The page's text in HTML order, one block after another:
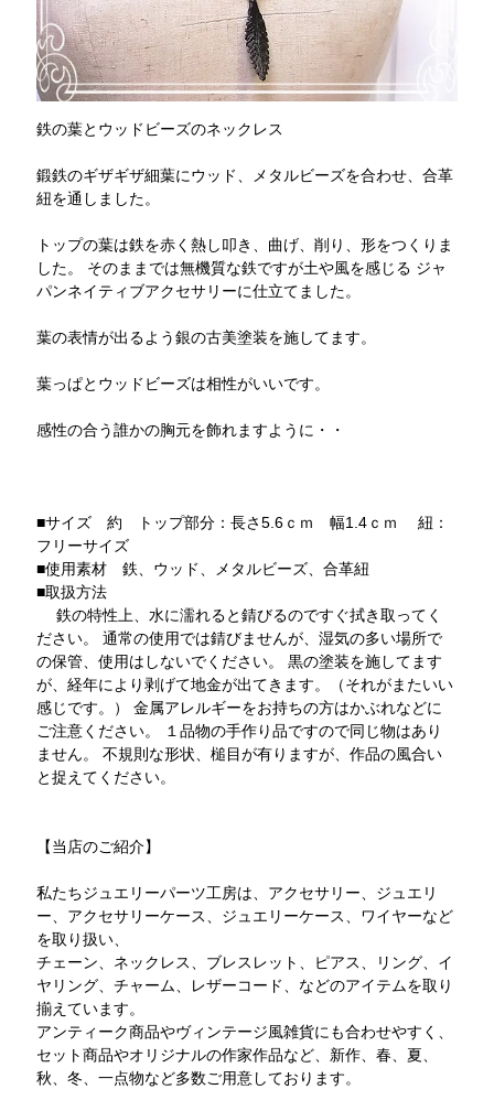
鉄の葉とウッドビーズのネックレス
鍛鉄のギザギザ細葉にウッド、メタルビーズを合わせ、合革
紐を通しました。
トップの葉は鉄を赤く熱し叩き、曲げ、削り、形をつくりま
した。 そのままでは無機質な鉄ですが土や風を感じる ジャ
パンネイティブアクセサリーに仕立てました。
葉の表情が出るよう銀の古美塗装を施してます。
葉っぱとウッドビーズは相性がいいです。
感性の合う誰かの胸元を飾れますように・・
■サイズ 約 トップ部分：長さ5.6ｃｍ 幅1.4ｃｍ 紐：
フリーサイズ
■使用素材 鉄、ウッド、メタルビーズ、合革紐
■取扱方法
鉄の特性上、水に濡れると錆びるのですぐ拭き取ってく
ださい。 通常の使用では錆びませんが、湿気の多い場所で
の保管、使用はしないでください。 黒の塗装を施してます
が、経年により剥げて地金が出てきます。（それがまたいい
感じです。） 金属アレルギーをお持ちの方はかぶれなどに
ご注意ください。 １品物の手作り品ですので同じ物はあり
ません。 不規則な形状、槌目が有りますが、作品の風合い
と捉えてください。
【当店のご紹介】
私たちジュエリーパーツ工房は、アクセサリー、ジュエリ
ー、アクセサリーケース、ジュエリーケース、ワイヤーなど
を取り扱い、
チェーン、ネックレス、ブレスレット、ピアス、リング、イ
ヤリング、チャーム、レザーコード、などのアイテムを取り
揃えています。
アンティーク商品やヴィンテージ風雑貨にも合わせやすく、
セット商品やオリジナルの作家作品など、新作、春、夏、
秋、冬、一点物など多数ご用意しております。